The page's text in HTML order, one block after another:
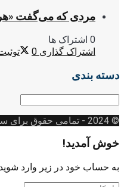
مردی که می‌گفت
0 اشتراک ها
اشتراک گذاری 0
دسته بندی
دسته
© 2024
- تمامی حقوق برای
خوش آمدید!
به حساب خود در زیر وارد شوید